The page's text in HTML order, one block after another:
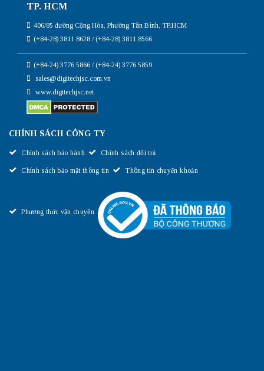
TP. HCM
406/85 đường Cộng Hòa, Phường Tân Bình, TP.HCM
(+84-28) 3811 8628 / (+84-28) 3811 8566
(+84-24) 3776 5866 / (+84-24) 3776 5859
sales@digitechjsc.com.vn
www.digitechjsc.net
CHÍNH SÁCH CÔNG TY
Chính sách bảo hành Chính sách đổi trả
Chính sách bảo mật thông tin Thông tin chuyển khoản
Phương thức vận chuyển